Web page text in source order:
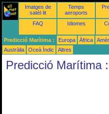
Imatges de
satèl·lit
Temps
aeroports
FAQ Idiomes
Predicció Marítima : Europa Àfrica
Austràlia
Oceà Índic Altres
Predicció Marítima